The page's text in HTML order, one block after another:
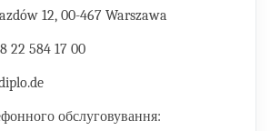
12, 00-467 Warszawa
22 584 17 00
обслуговування: